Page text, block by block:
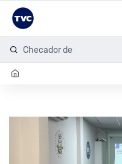
Checador de hu